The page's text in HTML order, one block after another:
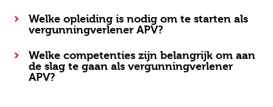
Welke opleiding is nodig om te starten als
vergunningverlener APV?
Welke competenties zijn belangrijk om aan
de slag te gaan als vergunningverlener
APV?